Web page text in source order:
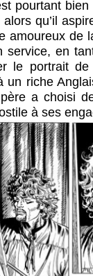
pourtant
qu’il
amoureux de
service,en
le portrait
un riche
a choisi
à ses